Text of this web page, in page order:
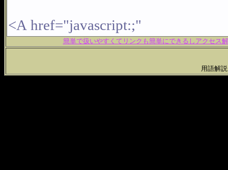
簡単で扱いやすくてリンクも簡単にできるしアクセス
用語解